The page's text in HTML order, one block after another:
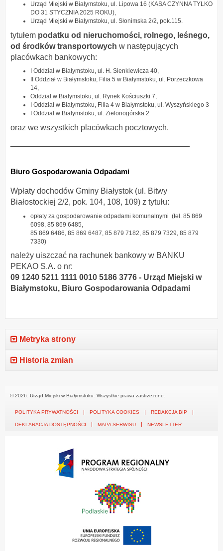
Urząd Miejski w Białymstoku, ul. Lipowa 16 (KASA CZYNNA TYLKO
DO 31 STYCZNIA 2025 ROKU),
Urząd Miejski w Białymstoku, ul. Słonimska 2/2, pok.115.
tytułem podatku od nieruchomości, rolnego, leśnego,
od środków transportowych w następujących
placówkach bankowych:
I Oddział w Białymstoku, ul. H. Sienkiewicza 40,
II Oddział w Białymstoku, Filia 5 w Białymstoku, ul. Porzeczkowa
14,
Oddział w Białymstoku, ul. Rynek Kościuszki 7,
I Oddział w Białymstoku, Filia 4 w Białymstoku, ul. Wyszyńskiego 3
I Oddział w Białymstoku, ul. Zielonogórska 2
oraz we wszystkich placówkach pocztowych.
Biuro Gospodarowania Odpadami
Wpłaty dochodów Gminy Białystok (ul. Bitwy
Białostockiej 2/2, pok. 104, 108, 109) z tytułu:
opłaty za gospodarowanie odpadami komunalnymi (tel. 85 869
6098, 85 869 6485,
85 869 6486, 85 869 6487, 85 879 7182, 85 879 7329, 85 879
7330)
należy uiszczać na rachunek bankowy w BANKU
PEKAO S.A. o nr:
09 1240 5211 1111 0010 5186 3776 - Urząd Miejski w
Białymstoku, Biuro Gospodarowania Odpadami
Metryka strony
Historia zmian
© 2026. Urząd Miejski w Białymstoku. Wszystkie prawa zastrzeżone.
POLITYKA PRYWATNOŚCI POLITYKA COOKIES REDAKCJA BIP
DEKLARACJA DOSTĘPNOŚCI MAPA SERWISU NEWSLETTER